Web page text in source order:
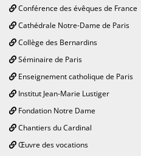
Conférence des évêques de France
Cathédrale Notre-Dame de Paris
Collège des Bernardins
Séminaire de Paris
Enseignement catholique de Paris
Institut Jean-Marie Lustiger
Fondation Notre Dame
Chantiers du Cardinal
Œuvre des vocations